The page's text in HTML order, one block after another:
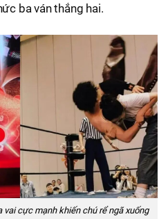
ba ván thắng hai.
vai cực mạnh khiến chú rể ngã xuống